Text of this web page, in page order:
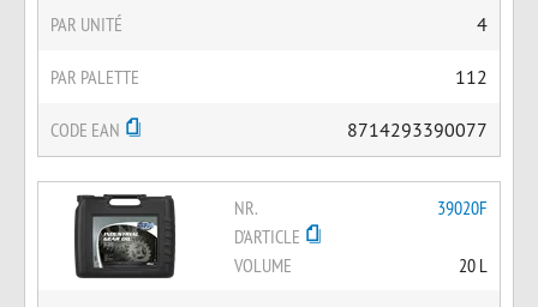
PAR UNITÉ 4
PAR PALETTE 112
CODE EAN 8714293390077
NR.
D'ARTICLE
39020F
VOLUME 20 L